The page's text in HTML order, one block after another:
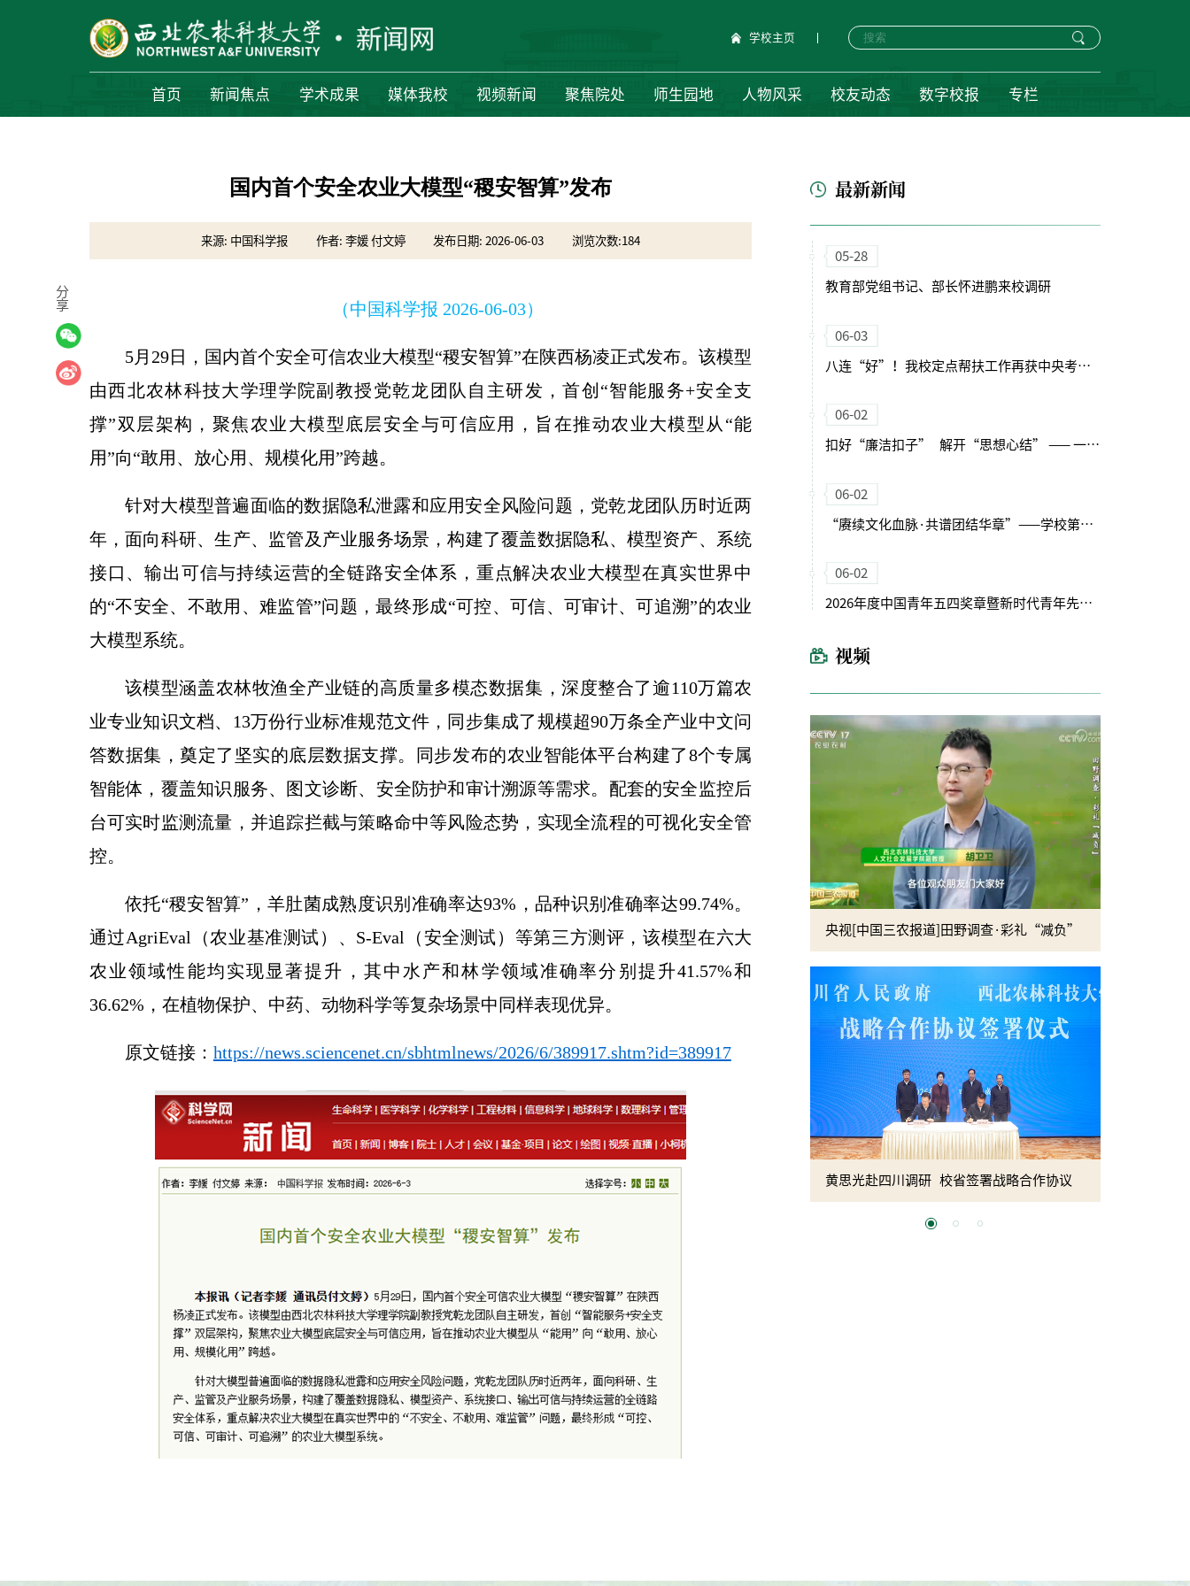
学校主页
首页 新闻焦点 学术成果 媒体我校 视频新闻 聚焦院处 师生园地 人物风采 校友动态 数字校报 专栏
国内首个安全农业大模型“稷安智算”发布
来源: 中国科学报 作者: 李媛 付文婷 发布日期: 2026-06-03 浏览次数:184
（中国科学报 2026-06-03）
5月29日，国内首个安全可信农业大模型“稷安智算”在陕西杨凌正式发布。该模型
由西北农林科技大学理学院副教授党乾龙团队自主研发，首创“智能服务+安全支
撑”双层架构，聚焦农业大模型底层安全与可信应用，旨在推动农业大模型从“能
用”向“敢用、放心用、规模化用”跨越。
针对大模型普遍面临的数据隐私泄露和应用安全风险问题，党乾龙团队历时近两
年，面向科研、生产、监管及产业服务场景，构建了覆盖数据隐私、模型资产、系统
接口、输出可信与持续运营的全链路安全体系，重点解决农业大模型在真实世界中
的“不安全、不敢用、难监管”问题，最终形成“可控、可信、可审计、可追溯”的农业
大模型系统。
该模型涵盖农林牧渔全产业链的高质量多模态数据集，深度整合了逾110万篇农
业专业知识文档、13万份行业标准规范文件，同步集成了规模超90万条全产业中文问
答数据集，奠定了坚实的底层数据支撑。同步发布的农业智能体平台构建了8个专属
智能体，覆盖知识服务、图文诊断、安全防护和审计溯源等需求。配套的安全监控后
台可实时监测流量，并追踪拦截与策略命中等风险态势，实现全流程的可视化安全管
控。
依托“稷安智算”，羊肚菌成熟度识别准确率达93%，品种识别准确率达99.74%。
通过AgriEval（农业基准测试）、S-Eval（安全测试）等第三方测评，该模型在六大
农业领域性能均实现显著提升，其中水产和林学领域准确率分别提升41.57%和
36.62%，在植物保护、中药、动物科学等复杂场景中同样表现优异。
原文链接： https://news.sciencenet.cn/sbhtmlnews/2026/6/389917.shtm?id=389917
分
享
最新新闻
05-28
教育部党组书记、部长怀进鹏来校调研
06-03
八连“好”！我校定点帮扶工作再获中央考核最高评价
06-02
扣好“廉洁扣子” 解开“思想心结” —— 一堂为年轻干部“量身定制”廉洁党课侧记
06-02
“赓续文化血脉·共谱团结华章”——学校第十二届民族文化节举办
06-02
2026年度中国青年五四奖章暨新时代青年先锋奖主题宣讲活动在我校举办
视频
校党委书记黄思光在榆林延安调研 央视[中国三农报道]田野调查·彩礼“减负”
黄思光赴四川调研 校省签署战略合作协议